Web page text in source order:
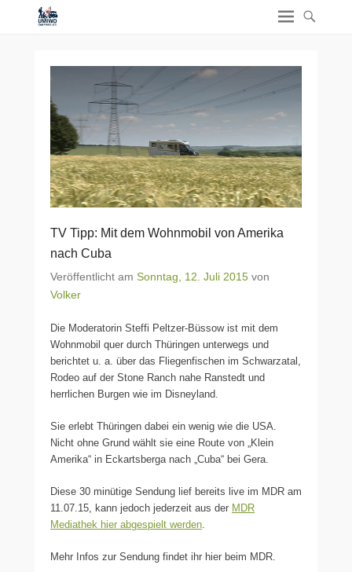
TV Tipp: Mit dem Wohnmobil von Amerika
nach Cuba
Veröffentlicht am Sonntag, 12. Juli 2015 von
Volker
Die Moderatorin Steffi Peltzer-Büssow ist mit dem
Wohnmobil quer durch Thüringen unterwegs und
berichtet u. a. über das Fliegenfischen im Schwarzatal,
Rodeo auf der Stone Ranch nahe Ranstedt und
herrlichen Burgen wie im Disneyland.
Sie erlebt Thüringen dabei ein wenig wie die USA.
Nicht ohne Grund wählt sie eine Route von „Klein
Amerika“ in Eckartsberga nach „Cuba“ bei Gera.
Diese 30 minütige Sendung lief bereits live im MDR am
11.07.15, kann jedoch jederzeit aus der MDR
Mediathek hier abgespielt werden
Mehr Infos zur Sendung findet ihr hier beim MDR.